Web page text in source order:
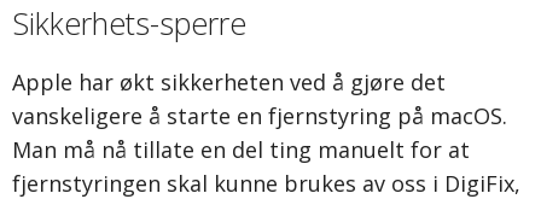
Sikkerhets-sperre
Apple har økt sikkerheten ved å gjøre det
vanskeligere å starte en fjernstyring på macOS.
Man må nå tillate en del ting manuelt for at
fjernstyringen skal kunne brukes av oss i DigiFix,